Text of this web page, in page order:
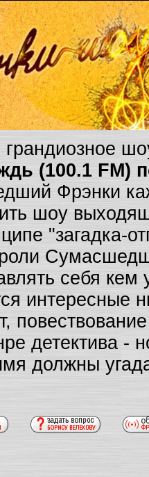
грандиозное
(100.1 FM)
Фрэнки
шоу
"загадка-
роли
себя
интересные
детектива -
должны